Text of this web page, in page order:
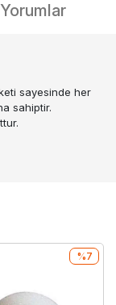
Yorumlar
sayesinde her
sahiptir.
%7